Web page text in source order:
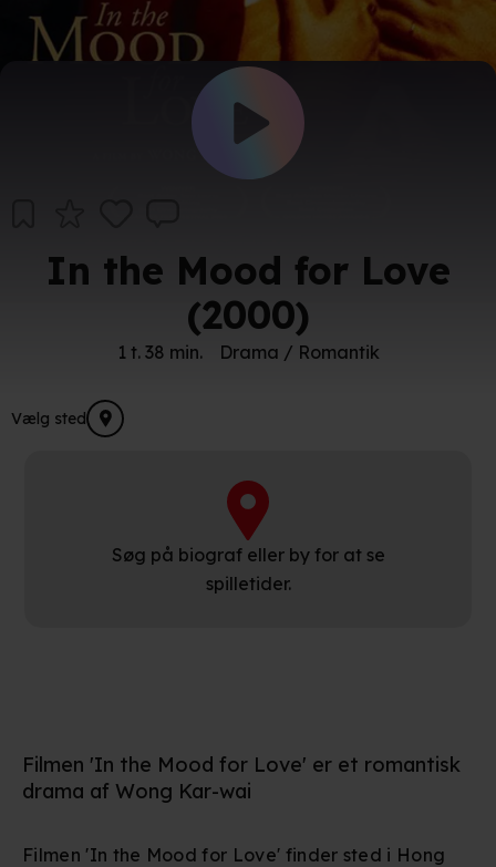
In the Mood for Love
(2000)
1 t. 38 min. Drama / Romantik
Vælg sted
Søg på biograf eller by for at se
spilletider.
Filmen 'In the Mood for Love' er et romantisk
drama af Wong Kar-wai
Filmen 'In the Mood for Love' finder sted i Hong